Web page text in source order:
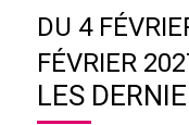
DU 4
FÉVRIER
LES